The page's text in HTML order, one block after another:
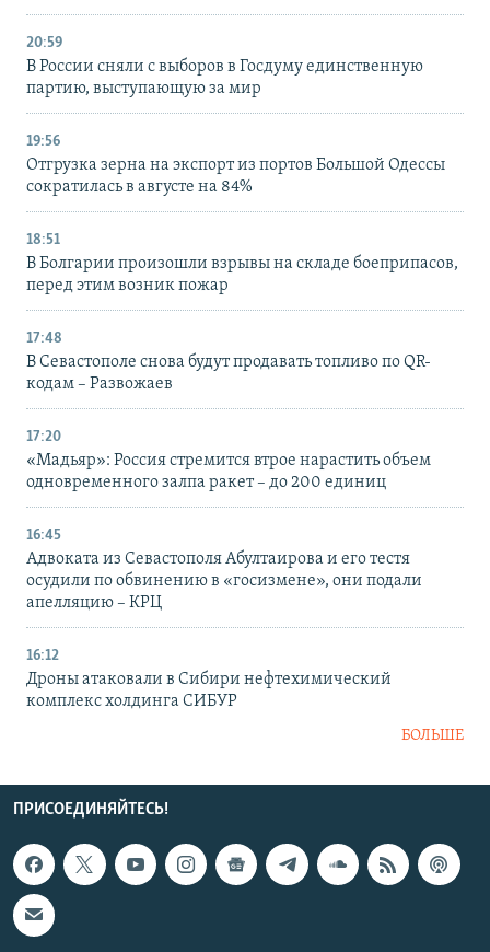
20:59
В России сняли с выборов в Госдуму единственную
партию, выступающую за мир
19:56
Отгрузка зерна на экспорт из портов Большой Одессы
сократилась в августе на 84%
18:51
В Болгарии произошли взрывы на складе боеприпасов,
перед этим возник пожар
17:48
В Севастополе снова будут продавать топливо по QR-
кодам – Развожаев
17:20
«Мадьяр»: Россия стремится втрое нарастить объем
одновременного залпа ракет – до 200 единиц
16:45
Адвоката из Севастополя Абултаирова и его тестя
осудили по обвинению в «госизмене», они подали
апелляцию – КРЦ
16:12
Дроны атаковали в Сибири нефтехимический
комплекс холдинга СИБУР
БОЛЬШЕ
ПРИСОЕДИНЯЙТЕСЬ!